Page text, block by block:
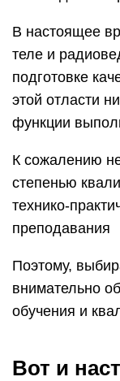
В настоящее
теле и
подготовке
этой отласти
функции
К сожалению
степенью
технико-
преподавания
Поэтому,
внимательно
обучения и
Вот и